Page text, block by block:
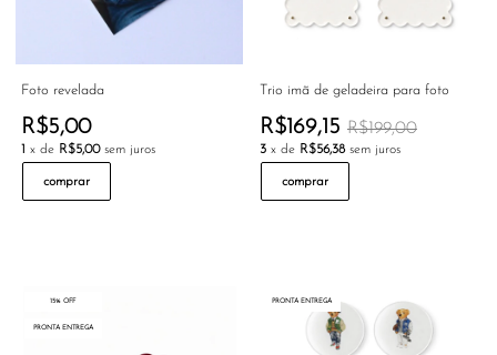
Foto revelada
R$5,00
1 x de R$5,00 sem juros
comprar
Trio imã de geladeira para foto
R$169,15 R$199,00
3 x de R$56,38 sem juros
comprar
15% OFF
PRONTA ENTREGA
PRONTA ENTREGA